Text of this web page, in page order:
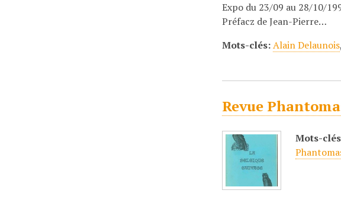
Expo du 23/09 au 28/10/
Préfacz de Jean-Pierre…
Mots-clés:Alain Delaunois
Revue
Mots-